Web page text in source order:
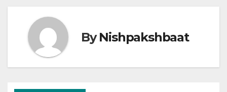
ByNishpakshbaat